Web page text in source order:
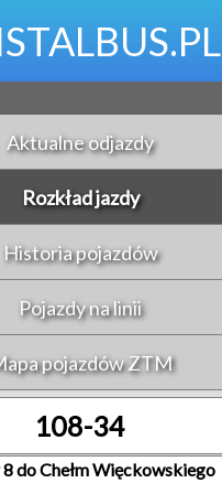
Aktualne odjazdy
Rozkład jazdy
Historia pojazdów
Pojazdy na linii
pojazdów ZTM
108-34
8 do Chełm Więckowskiego